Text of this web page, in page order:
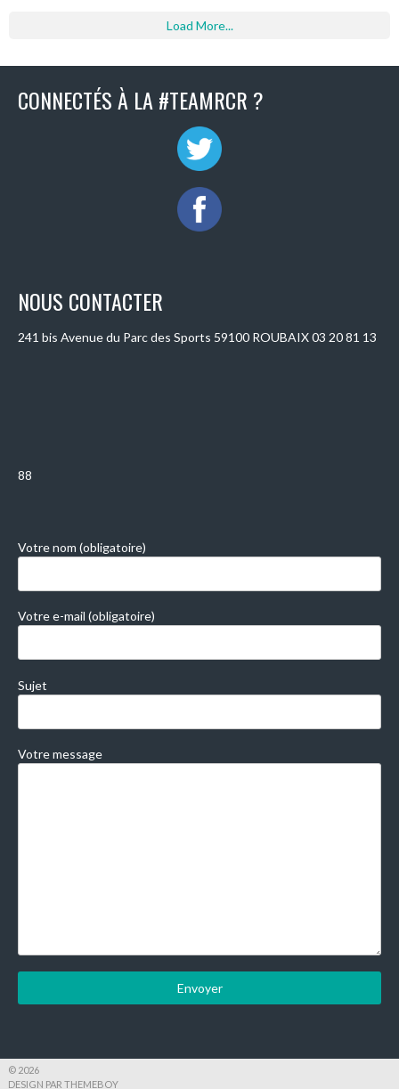
Load More...
CONNECTÉS À LA #TEAMRCR ?
NOUS CONTACTER
241 bis Avenue du Parc des Sports 59100 ROUBAIX 03 20 81 13
88
Votre nom (obligatoire)
Votre e-mail (obligatoire)
Sujet
Votre message
© 2026
DESIGN PAR THEMEBOY